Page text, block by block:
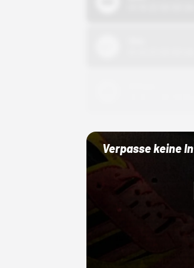
Verpasse keine